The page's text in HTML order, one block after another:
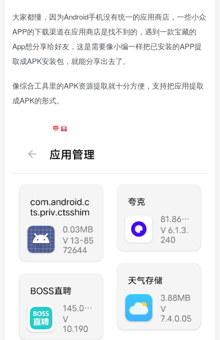
大家都懂，因为Android手机没有统一的应用商店，一些小众
APP的下载渠道在应用商店是找不到的，遇到一款宝藏的
App想分享给好友，这是需要像小编一样把已安装的APP提
取成APK安装包，就能分享出去了。
像综合工具里的APK资源提取就十分方便，支持把应用提取
成APK的形式。